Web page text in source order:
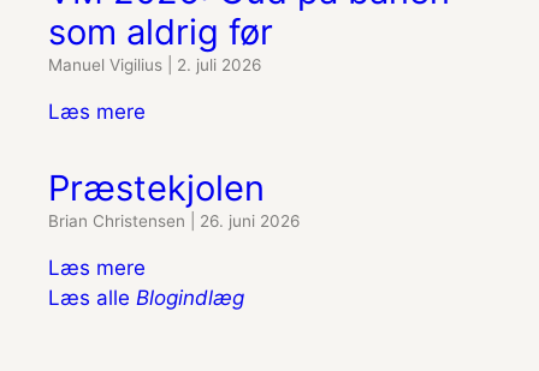
som aldrig før
Manuel Vigilius 2. juli 2026
Læs mere
Præstekjolen
Brian Christensen 26. juni 2026
Læs mere
Læs alle Blogindlæg